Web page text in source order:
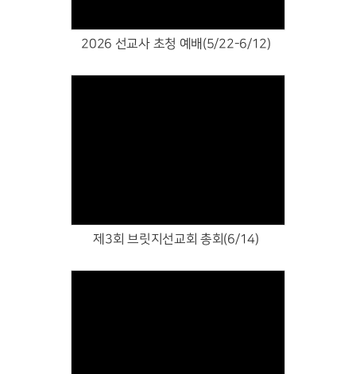
2026 선교사 초청 예배(5/22-6/12)
제3회 브릿지선교회 총회(6/14)